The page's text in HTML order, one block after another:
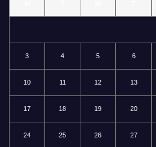
3 4 5 6
10 11 12 13
17 18 19 20
24 25 26 27